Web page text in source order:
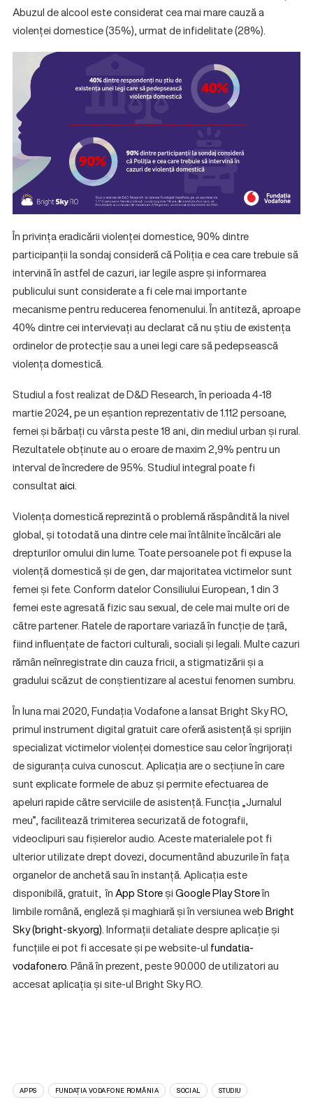
Abuzul de alcool este considerat cea mai mare cauză a
violenței domestice (35%), urmat de infidelitate (28%).
În privința eradicării violenței domestice, 90% dintre
participanții la sondaj consideră că Poliția e cea care trebuie să
intervină în astfel de cazuri, iar legile aspre și informarea
publicului sunt considerate a fi cele mai importante
mecanisme pentru reducerea fenomenului. În antiteză, aproape
40% dintre cei intervievați au declarat că nu știu de existența
ordinelor de protecție sau a unei legi care să pedepsească
violența domestică.
Studiul a fost realizat de D&D Research, în perioada 4-18
martie 2024, pe un eșantion reprezentativ de 1.112 persoane,
femei și bărbați cu vârsta peste 18 ani, din mediul urban și rural.
Rezultatele obținute au o eroare de maxim 2,9% pentru un
interval de încredere de 95%. Studiul integral poate fi
consultataici.
Violența domestică reprezintă o problemă răspândită la nivel
global, și totodată una dintre cele mai întâlnite încălcări ale
drepturilor omului din lume. Toate persoanele pot fi expuse la
violență domestică și de gen, dar majoritatea victimelor sunt
femei și fete. Conform datelor Consiliului European, 1 din 3
femei este agresată fizic sau sexual, de cele mai multe ori de
către partener. Ratele de raportare variază în funcție de țară,
fiind influențate de factori culturali, sociali și legali. Multe cazuri
rămân neînregistrate din cauza fricii, a stigmatizării și a
gradului scăzut de conștientizare al acestui fenomen sumbru.
În luna mai 2020, Fundația Vodafone a lansat Bright Sky RO,
primul instrument digital gratuit care oferă asistență și sprijin
specializat victimelor violenței domestice sau celor îngrijorați
de siguranța cuiva cunoscut. Aplicația are o secțiune în care
sunt explicate formele de abuz și permite efectuarea de
apeluri rapide către serviciile de asistență. Funcția „Jurnalul
meu”, facilitează trimiterea securizată de fotografii,
videoclipuri sau fișierelor audio. Aceste materialele pot fi
ulterior utilizate drept dovezi, documentând abuzurile în fața
organelor de anchetă sau în instanță. Aplicația este
disponibilă, gratuit, înApp StoreșiGoogle Play Storeîn
limbile română, engleză și maghiară și în versiunea webBright
Sky (bright-sky.org). Informații detaliate despre aplicație și
funcțiile ei pot fi accesate și pe website-ul fundatia-
vodafone.ro. Până în prezent, peste 90.000 de utilizatori au
accesat aplicația și site-ul Bright Sky RO.
APPS FUNDAȚIA VODAFONE ROMÂNIA SOCIAL STUDIU